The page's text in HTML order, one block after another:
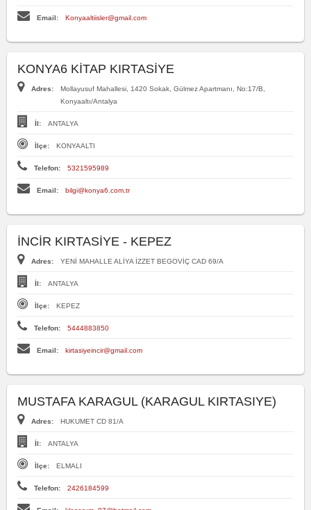
Email: Konyaaltiisler@gmail.com
KONYA6 KİTAP KIRTASİYE
Adres:
Mollayusuf Mahallesi, 1420 Sokak, Gülmez Apartmanı, No:17/B,
Konyaaltı/Antalya
İl: ANTALYA
İlçe: KONYAALTI
Telefon: 5321595989
Email: bilgi@konya6.com.tr
İNCİR KIRTASİYE - KEPEZ
Adres: YENİ MAHALLE ALİYA İZZET BEGOVİÇ CAD 69/A
İl: ANTALYA
İlçe: KEPEZ
Telefon: 5444883850
Email: kirtasiyeincir@gmail.com
MUSTAFA KARAGUL (KARAGUL KIRTASIYE)
Adres: HUKUMET CD 81/A
İl: ANTALYA
İlçe: ELMALI
Telefon: 2426184599